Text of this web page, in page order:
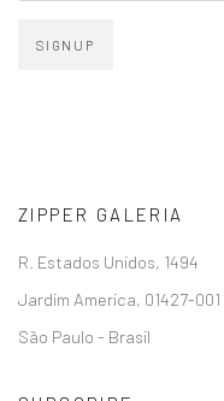
SIGNUP
ZIPPER GALERIA
R. Estados Unidos, 1494
Jardim America, 01427-001
São Paulo - Brasil